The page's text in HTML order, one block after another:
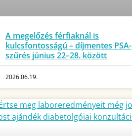
A megelőzés férfiaknál is
kulcsfontosságú – díjmentes PSA-
szűrés június 22–28. között
2026.06.19.